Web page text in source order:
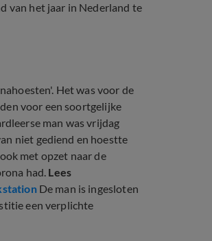
van het jaar in Nederland te
Het was voor de
voor een soortgelijke
man was vrijdag
niet gediend en hoestte
met opzet naar de
had. Lees
De man is ingesloten
een verplichte